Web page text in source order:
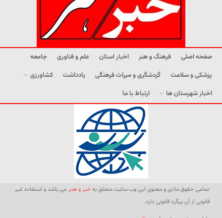
صفحه اصلی فرهنگ و هنر اخبار استان علم و فناوری
جامعه
پزشکی و سلامت
گردشگری و میراث فرهنگی یادداشت
کشاورزی
اخبار شهرستان ها
ارتباط با ما
تمامی حقوق مادی و معنوی این وب سایت متعلق بهخبر و هنر می باشد و استفاده غیر
قانونی از آن پیگرد قانونی دارد.